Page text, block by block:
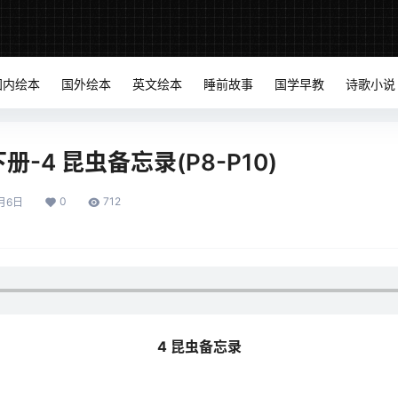
内绘本 国外绘本 英文绘本 睡前故事 国学早教 诗歌小说
册-4 昆虫备忘录(P8-P10)
6日 0 712
4 昆虫备忘录